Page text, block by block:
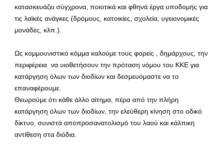
κατασκευάζει σύγχρονα, ποιοτικά και φθηνά έργα υποδομής για
τις λαϊκές ανάγκες (δρόμους, κατοικίες, σχολεία, υγειονομικές
μονάδες, κλπ.).
Ως κομμουνιστικό κόμμα καλούμε τους φορείς , δημάρχους, την
περιφέρεια να υιοθετήσουν την πρόταση νόμου του ΚΚΕ για
κατάργηση όλων των διοδίων και δεσμευόμαστε να το
επαναφέρουμε.
Θεωρούμε ότι κάθε άλλο αίτημα, πέρα από την πλήρη
κατάργηση όλων των διοδίων, την ελεύθερη κίνηση στο οδικό
δίκτυο, συνιστά αποπροσανατολισμό του λαού και κάλπικη
αντίθεση στα διόδια.